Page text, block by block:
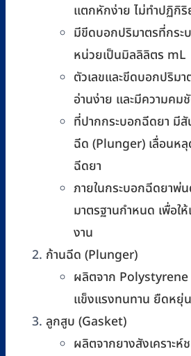
แตกหักง่าย ไม่ทำปฏิกิริ
มีขีดบอกปริมาตรที่กระ
หน่วยเป็นมิลลิลิตร mL
ตัวเลขและขีดบอกปริม
อ่านง่าย และมีความคม
ที่ปากกระบอกฉีดยา มี
ฉีด (Plunger) เลื่อนห
ฉีดยา
ภายในกระบอกฉีดยาพ่
มาตรฐานกำหนด เพื่อใ
งาน
ก้านฉีด (Plunger)
ผลิตจาก
แข็งแรงทนทาน ยืดหยุ่
ลูกสูบ (Gasket)
ผลิตจากยางสังเคราะห์